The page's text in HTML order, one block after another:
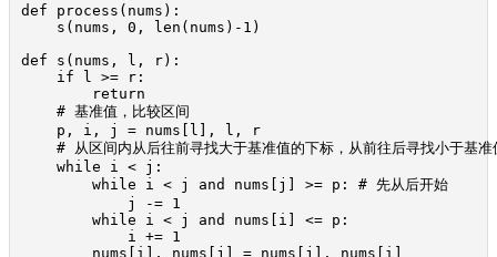
def process(nums):
    s(nums, 0, len(nums)-1)
def s(nums, l, r):
    if l >= r:
        return
    # 基准值，比较区间
    p, i, j = nums[l], l, r
# 从区间内从后往前寻找大于基准值的下标，从前往后寻找小于基
    while i < j:
        while i < j and nums[j] >= p: # 先从后开始
            j -= 1
        while i < j and nums[i] <= p:
            i += 1
        nums[i], nums[j] = nums[j], nums[i]